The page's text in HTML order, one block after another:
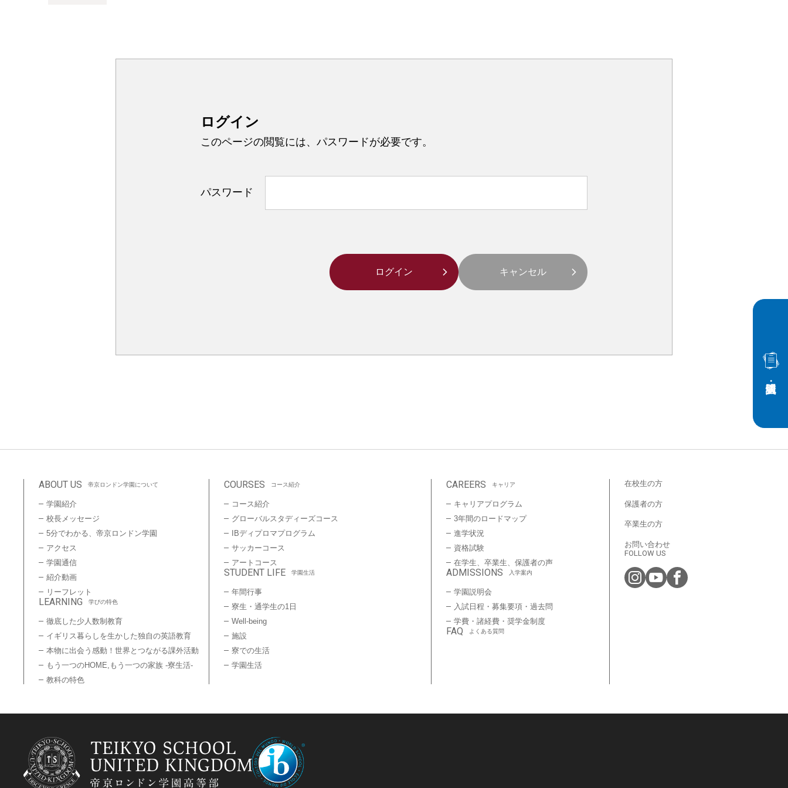
ログイン
このページの閲覧には、パスワードが必要です。
パスワード
ABOUT US 帝京ロンドン学園について
学園紹介
校長メッセージ
5分でわかる、帝京ロンドン学園
アクセス
学園通信
紹介動画
リーフレット
LEARNING 学びの特色
徹底した少人数制教育
イギリス暮らしを生かした独自の英語教育
本物に出会う感動！世界とつながる課外活動
もう一つのHOME,もう一つの家族 -寮生活-
教科の特色
COURSES コース紹介
コース紹介
グローバルスタディーズコース
IBディプロマプログラム
サッカーコース
アートコース
STUDENT LIFE 学園生活
年間行事
寮生・通学生の1日
Well-being
施設
寮での生活
学園生活
CAREERS キャリア
キャリアプログラム
3年間のロードマップ
進学状況
資格試験
在学生、卒業生、保護者の声
ADMISSIONS 入学案内
学園説明会
入試日程・募集要項・過去問
学費・諸経費・奨学金制度
FAQ よくある質問
在校生の方
保護者の方
卒業生の方
お問い合わせ
FOLLOW US